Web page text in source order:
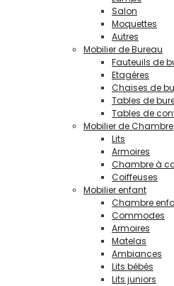
Salon
Moquettes
Autres
Mobilier de Bureau
Fauteuils de
Etagéres
Chaises de
Tables de
Tables de
Mobilier de Chambre
Lits
Armoires
Chambre à
Coiffeuses
Mobilier enfant
Chambre
Commodes
Armoires
Matelas
Ambiances
Lits bébés
Lits juniors